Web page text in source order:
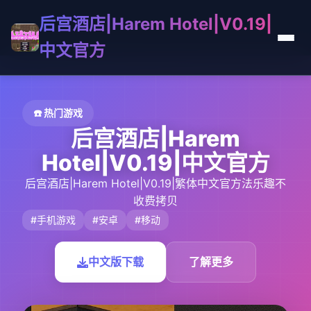
后宫酒店|Harem Hotel|V0.19|
中文官方
☎️ 热门游戏
后宫酒店|Harem
Hotel|V0.19|中文官方
后宫酒店|Harem Hotel|V0.19|繁体中文官方法乐趣不
收费拷贝
#手机游戏 #安卓 #移动
中文版下载 了解更多